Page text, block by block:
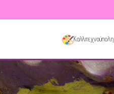
Καλλιτεχνούπολη